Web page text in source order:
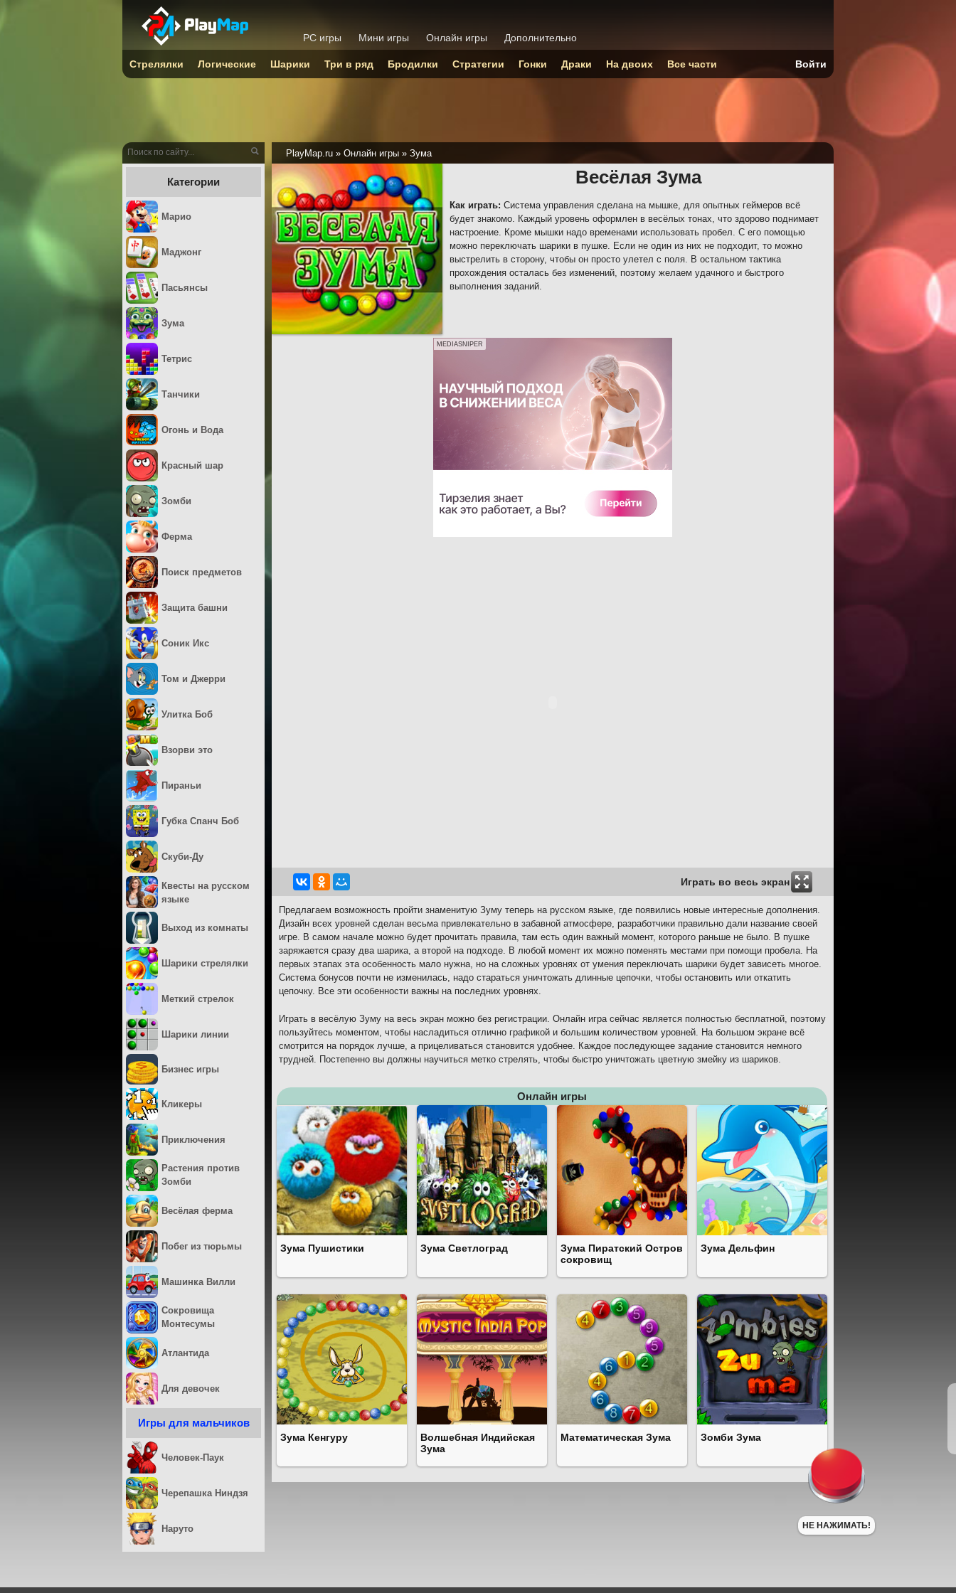
PlayMap.ru » Онлайн игры » Зума
Весёлая Зума
Как играть: Система управления сделана на мышке, для опытных геймеров всё
будет знакомо. Каждый уровень оформлен в весёлых тонах, что здорово поднимает
настроение. Кроме мышки надо временами использовать пробел. С его помощью
можно переключать шарики в пушке. Если не один из них не подходит, то можно
выстрелить в сторону, чтобы он просто улетел с поля. В остальном тактика
прохождения осталась без изменений, поэтому желаем удачного и быстрого
выполнения заданий.
MEDIASNIPER
Играть во весь экран
Предлагаем возможность пройти знаменитую Зуму теперь на русском языке, где появились новые интересные дополнения.
Дизайн всех уровней сделан весьма привлекательно в забавной атмосфере, разработчики правильно дали название своей
игре. В самом начале можно будет прочитать правила, там есть один важный момент, которого раньше не было. В пушке
заряжается сразу два шарика, а второй на подходе. В любой момент их можно поменять местами при помощи пробела. На
первых этапах эта особенность мало нужна, но на сложных уровнях от умения переключать шарики будет зависеть многое.
Система бонусов почти не изменилась, надо стараться уничтожать длинные цепочки, чтобы остановить или откатить
цепочку. Все эти особенности важны на последних уровнях.
Играть в весёлую Зуму на весь экран можно без регистрации. Онлайн игра сейчас является полностью бесплатной, поэтому
пользуйтесь моментом, чтобы насладиться отлично графикой и большим количеством уровней. На большом экране всё
смотрится на порядок лучше, а прицеливаться становится удобнее. Каждое последующее задание становится немного
трудней. Постепенно вы должны научиться метко стрелять, чтобы быстро уничтожать цветную змейку из шариков.
Онлайн игры
Зума Пушистики Зума Светлоград
Зума Пиратский Остров
сокровищ
Зума Дельфин
Зума Кенгуру
Волшебная Индийская
Зума
Математическая Зума Зомби Зума
Категории
Марио
Маджонг
Пасьянсы
Зума
Тетрис
Танчики
Огонь и Вода
Красный шар
Зомби
Ферма
Поиск предметов
Защита башни
Соник Икс
Том и Джерри
Улитка Боб
Взорви это
Пираньи
Губка Спанч Боб
Скуби-Ду
Квесты на русском
языке
Выход из комнаты
Шарики стрелялки
Меткий стрелок
Шарики линии
Бизнес игры
Кликеры
Приключения
Растения против
Зомби
Весёлая ферма
Побег из тюрьмы
Машинка Вилли
Сокровища
Монтесумы
Атлантида
Для девочек
Игры для мальчиков
Человек-Паук
Черепашка Ниндзя
Наруто
PC игры Мини игры Онлайн игры Дополнительно
Стрелялки Логические Шарики Три в ряд Бродилки Стратегии Гонки Драки На двоих Все части Войти
НЕ НАЖИМАТЬ!